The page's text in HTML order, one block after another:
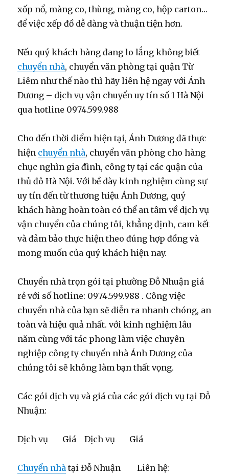
xốp nổ, màng co, thùng, màng co, hộp carton…
để việc xếp đồ dễ dàng và thuận tiện hơn.
Nếu quý khách hàng đang lo lắng không biết
chuyển nhà, chuyển văn phòng tại quận Từ
Liêm như thế nào thì hãy liên hệ ngay với Ánh
Dương – dịch vụ vận chuyển uy tín số 1 Hà Nội
qua hotline 0974.599.988
Cho đến thời điểm hiện tại, Ánh Dương đã thực
hiện chuyển nhà, chuyển văn phòng cho hàng
chục nghìn gia đình, công ty tại các quận của
thủ đô Hà Nội. Với bề dày kinh nghiệm cùng sự
uy tín đến từ thương hiệu Ánh Dương, quý
khách hàng hoàn toàn có thể an tâm về dịch vụ
vận chuyển của chúng tôi, khẳng định, cam kết
và đảm bảo thực hiện theo đúng hợp đồng và
mong muốn của quý khách hiện nay.
Chuyển nhà trọn gói tại phường Đỗ Nhuận giá
rẻ với số hotline: 0974.599.988 . Công việc
chuyển nhà của bạn sẽ diễn ra nhanh chóng, an
toàn và hiệu quả nhất. với kinh nghiệm lâu
năm cùng với tác phong làm việc chuyên
nghiệp công ty chuyển nhà Ánh Dương của
chúng tôi sẽ không làm bạn thất vọng.
Các gói dịch vụ và giá của các gói dịch vụ tại Đỗ
Nhuận:
Dịch vụ Giá Dịch vụ Giá
Chuyển nhà tại Đỗ Nhuận Liên hệ: